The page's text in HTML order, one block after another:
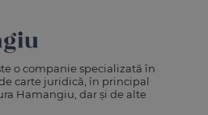
o companie specializată în
carte juridică, în principal
Hamangiu, dar și de alte